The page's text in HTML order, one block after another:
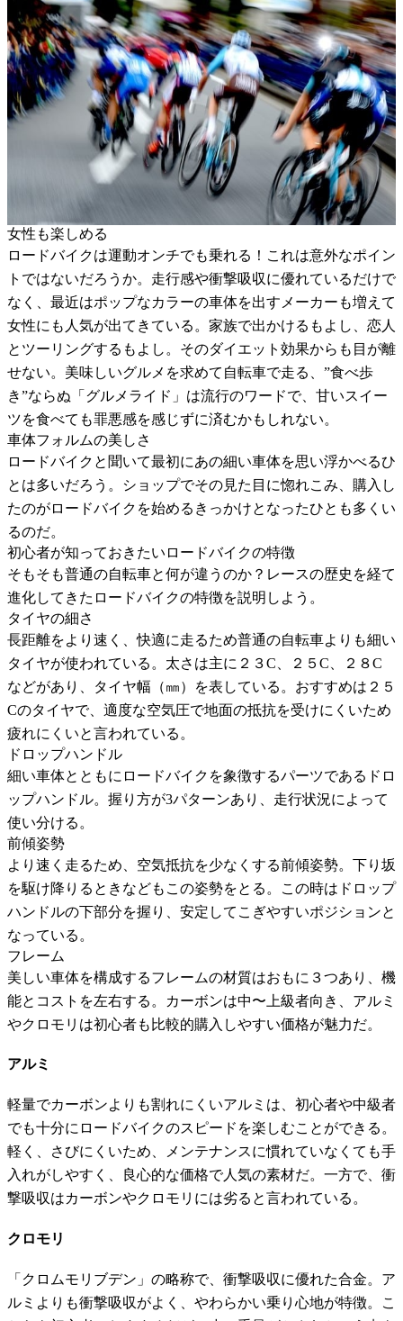
女性も楽しめる
ロードバイクは運動オンチでも乗れる！これは意外なポイン
トではないだろうか。走行感や衝撃吸収に優れているだけで
なく、最近はポップなカラーの車体を出すメーカーも増えて
女性にも人気が出てきている。家族で出かけるもよし、恋人
とツーリングするもよし。そのダイエット効果からも目が離
せない。美味しいグルメを求めて自転車で走る、”食べ歩
き”ならぬ「グルメライド」は流行のワードで、甘いスイー
ツを食べても罪悪感を感じずに済むかもしれない。
車体フォルムの美しさ
ロードバイクと聞いて最初にあの細い車体を思い浮かべるひ
とは多いだろう。ショップでその見た目に惚れこみ、購入し
たのがロードバイクを始めるきっかけとなったひとも多くい
るのだ。
初心者が知っておきたいロードバイクの特徴
そもそも普通の自転車と何が違うのか？レースの歴史を経て
進化してきたロードバイクの特徴を説明しよう。
タイヤの細さ
長距離をより速く、快適に走るため普通の自転車よりも細い
タイヤが使われている。太さは主に２３C、２５C、２８C
などがあり、タイヤ幅（㎜）を表している。おすすめは２５
Cのタイヤで、適度な空気圧で地面の抵抗を受けにくいため
疲れにくいと言われている。
ドロップハンドル
細い車体とともにロードバイクを象徴するパーツであるドロ
ップハンドル。握り方が3パターンあり、走行状況によって
使い分ける。
前傾姿勢
より速く走るため、空気抵抗を少なくする前傾姿勢。下り坂
を駆け降りるときなどもこの姿勢をとる。この時はドロップ
ハンドルの下部分を握り、安定してこぎやすいポジションと
なっている。
フレーム
美しい車体を構成するフレームの材質はおもに３つあり、機
能とコストを左右する。カーボンは中〜上級者向き、アルミ
やクロモリは初心者も比較的購入しやすい価格が魅力だ。
アルミ
軽量でカーボンよりも割れにくいアルミは、初心者や中級者
でも十分にロードバイクのスピードを楽しむことができる。
軽く、さびにくいため、メンテナンスに慣れていなくても手
入れがしやすく、良心的な価格で人気の素材だ。一方で、衝
撃吸収はカーボンやクロモリには劣ると言われている。
クロモリ
「クロムモリブデン」の略称で、衝撃吸収に優れた合金。ア
ルミよりも衝撃吸収がよく、やわらかい乗り心地が特徴。こ